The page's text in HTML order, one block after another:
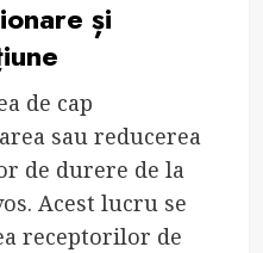
și
de cap
sau reducerea
de durere de la
Acest lucru se
receptorilor de